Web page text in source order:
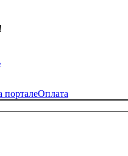
порталеОплата